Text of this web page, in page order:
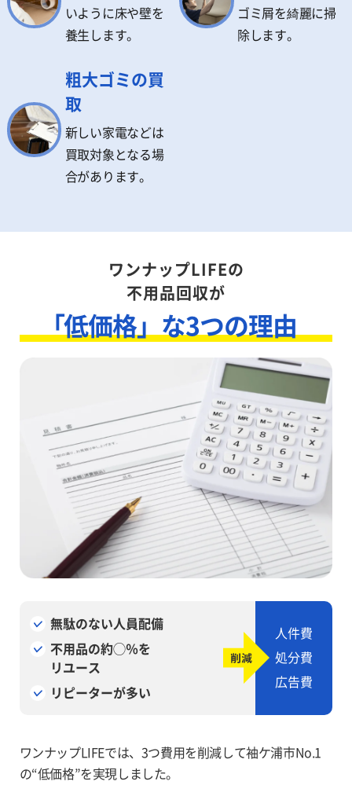
いように床や壁を
養生します。
ゴミ屑を綺麗に掃
除します。
粗大ゴミの買
取
新しい家電などは
買取対象となる場
合があります。
ワンナップLIFEの
不用品回収が
「低価格」な3つの理由
無駄のない人員配備
不用品の約◯％を
リユース
リピーターが多い
人件費
処分費
広告費
ワンナップLIFEでは、3つ費用を削減して袖ケ浦市No.1
の“低価格”を実現しました。